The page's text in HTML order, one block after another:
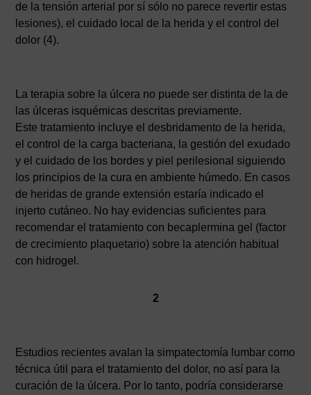
de la tensión arterial por sí sólo no parece revertir estas
lesiones), el cuidado local de la herida y el control del
dolor (4).
La terapia sobre la úlcera no puede ser distinta de la de
las úlceras isquémicas descritas previamente.
Este tratamiento incluye el desbridamento de la herida,
el control de la carga bacteriana, la gestión del exudado
y el cuidado de los bordes y piel perilesional siguiendo
los principios de la cura en ambiente húmedo. En casos
de heridas de grande extensión estaría indicado el
injerto cutáneo. No hay evidencias suficientes para
recomendar el tratamiento con becaplermina gel (factor
de crecimiento plaquetario) sobre la atención habitual
con hidrogel.
2
Estudios recientes avalan la simpatectomía lumbar como
técnica útil para el tratamiento del dolor, no así para la
curación de la úlcera. Por lo tanto, podría considerarse